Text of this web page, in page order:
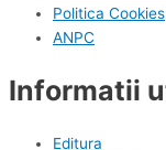
Politica Cookies
ANPC
Informatii
Editura